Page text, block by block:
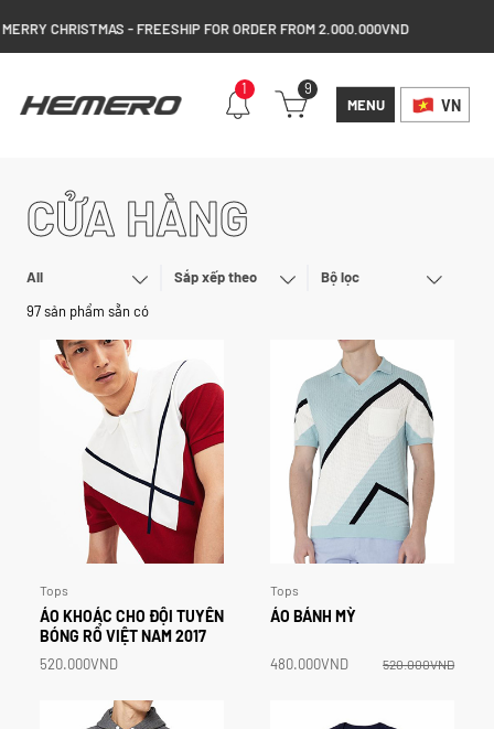
CHRISTMAS - FREESHIP FOR ORDER FROM 2.000.000VND
1
9
MENU
VN
CỬA HÀNG
All Sắp xếp theo
Bộ lọc
97 sản phẩm sẵn có
Tops
ÁO KHOÁC CHO ĐỘI TUYỂN
BÓNG RỔ VIỆTNAM2017
520.000VND
Tops
ÁO BÁNH MỲ
480.000VND 520.000VND